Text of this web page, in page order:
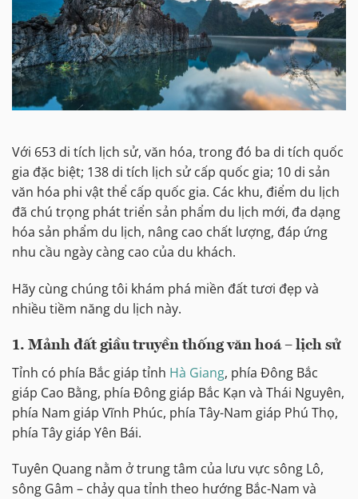
Với 653 di tích lịch sử, văn hóa, trong đó ba di tích quốc
gia đặc biệt; 138 di tích lịch sử cấp quốc gia; 10 di sản
văn hóa phi vật thể cấp quốc gia. Các khu, điểm du lịch
đã chú trọng phát triển sản phẩm du lịch mới, đa dạng
hóa sản phẩm du lịch, nâng cao chất lượng, đáp ứng
nhu cầu ngày càng cao của du khách.
Hãy cùng chúng tôi khám phá miền đất tươi đẹp và
nhiều tiềm năng du lịch này.
1. Mảnh đất giầu truyền thống văn hoá – lịch sử
Tỉnh có phía Bắc giáp tỉnh Hà Giang, phía Đông Bắc
giáp Cao Bằng, phía Đông giáp Bắc Kạn và Thái Nguyên,
phía Nam giáp Vĩnh Phúc, phía Tây-Nam giáp Phú Thọ,
phía Tây giáp Yên Bái.
Tuyên Quang nằm ở trung tâm của lưu vực sông Lô,
sông Gâm – chảy qua tỉnh theo hướng Bắc-Nam và